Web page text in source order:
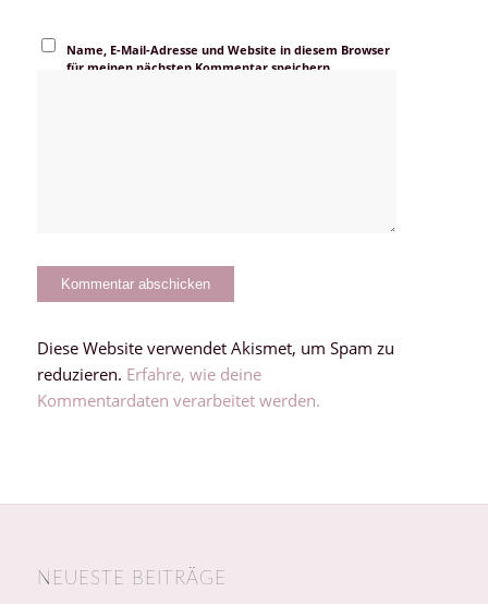
Name, E-Mail-Adresse und Website in diesem Browser
für meinen nächsten Kommentar speichern.
Diese Website verwendet Akismet, um Spam zu
reduzieren. Erfahre, wie deine
Kommentardaten verarbeitet werden.
NEUESTE BEITRÄGE